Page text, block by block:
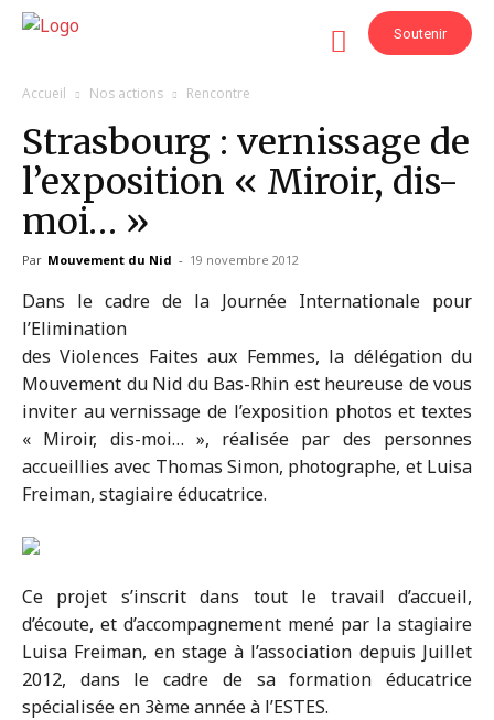
Soutenir
Accueil Nos actions Rencontre
Strasbourg : vernissage de
l’exposition « Miroir, dis-
moi… »
Par Mouvement du Nid - 19 novembre 2012
Dans le cadre de la Journée Internationale pour
l’Elimination
des Violences Faites aux Femmes, la délégation du
Mouvement du Nid du Bas-Rhin est heureuse de vous
inviter au vernissage de l’exposition photos et textes
« Miroir, dis-moi… », réalisée par des personnes
accueillies avec Thomas Simon, photographe, et Luisa
Freiman, stagiaire éducatrice.
Ce projet s’inscrit dans tout le travail d’accueil,
d’écoute, et d’accompagnement mené par la stagiaire
Luisa Freiman, en stage à l’association depuis Juillet
2012, dans le cadre de sa formation éducatrice
spécialisée en 3ème année à l’ESTES.